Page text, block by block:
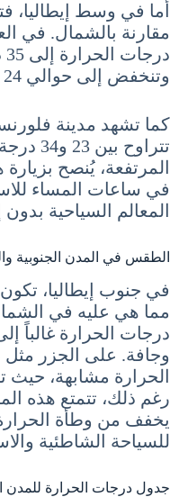
أما في وسط إيطاليا،
مقارنة بالشمال. في
وتنخفض إلى حوالي 24 درجة مئوية في الليل.
كما تشهد مدينة
تتراوح
المرتفعة، يُنصح
في ساعات المساء
المعالم السياحية بدون
الطقس في المدن الجنوبية
في جنوب إيطاليا،
مما هي عليه في
وجافة. على الجزر مثل
رغم ذلك، تتمتع هذه
يخفف من وطأة
للسياحة الشاطئية
جدول درجات الحرارة للمدن